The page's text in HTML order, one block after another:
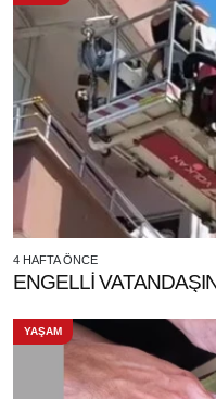
4 HAFTA ÖNCE
ENGELLİ
YAŞAM